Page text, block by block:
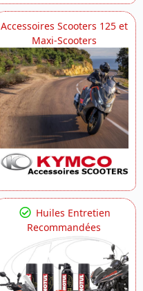
Accessoires Scooters 125 et
Maxi-Scooters
Huiles Entretien
Recommandées